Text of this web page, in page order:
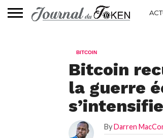
BITCOIN
Bitcoin
la guerre
s’intensifie
ByDarren